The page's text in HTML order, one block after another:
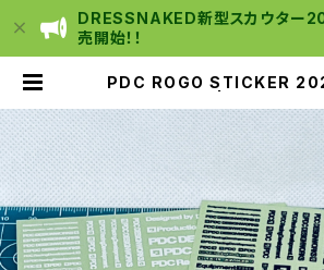
DRESSNAKED新型スカウター
売開始！！
PDC ROGO STICKER
R E